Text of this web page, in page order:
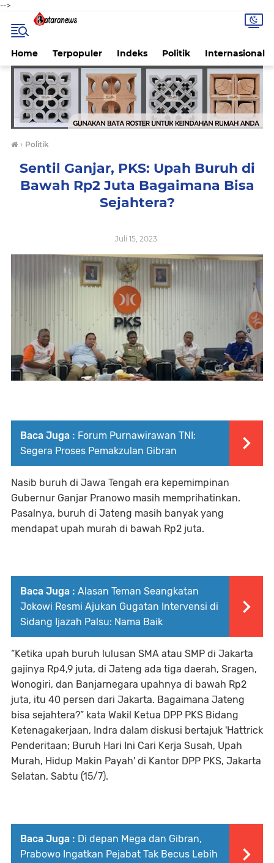
-->
Home Terpopuler Indeks Politik Internasional
› Politik
Sentil Ganjar, PKS: Upah Buruh di
Bawah Rp2 Juta Bagaimana Bisa
Sejahtera?
Juli 15, 2023
Baca Juga : Forum Purnawirawan TNI:
Segera Proses Pemakzulan Gibran
Nasib buruh di Jawa Tengah era kepemimpinan
Gubernur Ganjar Pranowo masih memprihatinkan.
Pasalnya, buruh di Jateng masih banyak yang
mendapat upah murah di bawah Rp2 juta.
Baca Juga : Alasan Teman Seangkatan
Jokowi Resmi Ajukan Gugatan Intervensi di
Sidang Ijazah Palsu: Nama Baik
“Ketika upah buruh lulusan SMA atau SMP di Jakarta
gajinya Rp4,9 juta, di Jateng ada tiga daerah, Sragen,
Wonogiri, dan Banjarnegara upahnya di bawah Rp2
juta, itu 40 persen dari Jakarta. Bagaimana Jateng
bisa sejahtera?” kata Wakil Ketua DPP PKS Bidang
Ketenagakerjaan, Indra dalam diskusi bertajuk 'Hattrick
Penderitaan; Buruh Hari Ini Cari Kerja Susah, Upah
Murah, Hidup Makin Payah' di Kantor DPP PKS, Jakarta
Selatan, Sabtu (15/7).
Baca Juga : Di depan Mega dan Gibran,
Prabowo Ingatkan Pejabat Tak Becus Lebih